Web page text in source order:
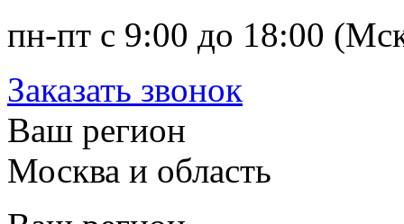
пн-пт с 9:00 до 18:00
Заказать звонок
Ваш регион
Москва и область